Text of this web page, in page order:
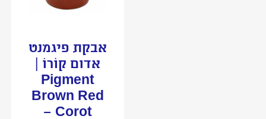
אבקת פיגמנט
אדום קוֹרוֹ |
Pigment
Brown Red
Corot –